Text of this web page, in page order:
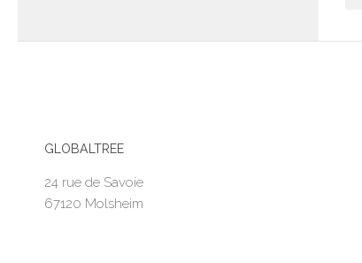
GLOBALTREE
24 rue de Savoie
67120 Molsheim